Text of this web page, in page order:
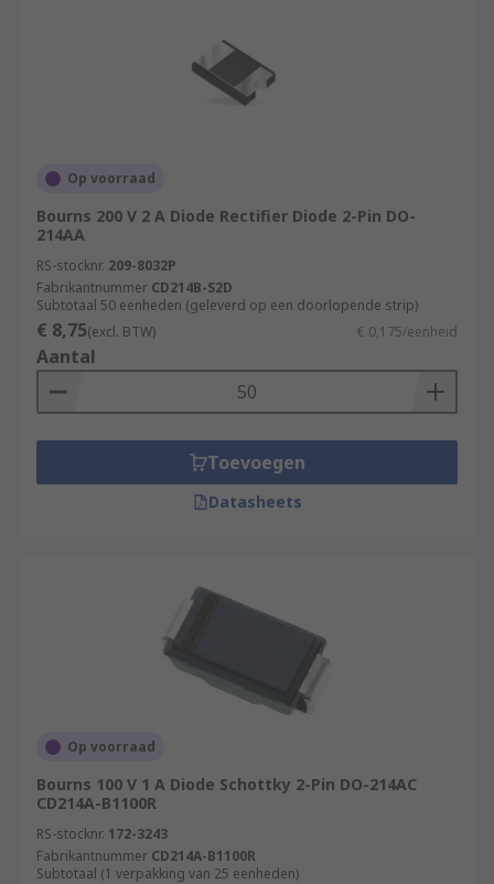
Op voorraad
Bourns 200 V 2 A Diode Rectifier Diode 2-Pin DO-
214AA
RS-stocknr. 209-8032P
Fabrikantnummer CD214B-S2D
Subtotaal 50 eenheden (geleverd op een doorlopende strip)
€ 8,75(excl. BTW) € 0,175/eenheid
Aantal
Toevoegen
Datasheets
Op voorraad
Bourns 100 V 1 A Diode Schottky 2-Pin DO-214AC
CD214A-B1100R
RS-stocknr. 172-3243
Fabrikantnummer CD214A-B1100R
Subtotaal (1 verpakking van 25 eenheden)